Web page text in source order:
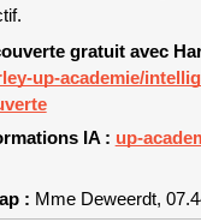
up-academie/
IA : up-
: Mme Deweerdt,